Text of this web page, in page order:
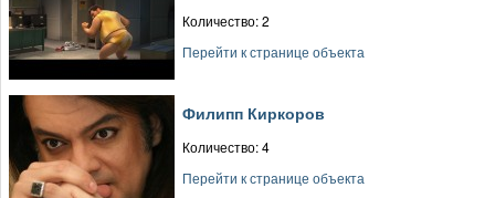
Количество: 2
Перейти к странице объекта
Филипп Киркоров
Количество: 4
Перейти к странице объекта